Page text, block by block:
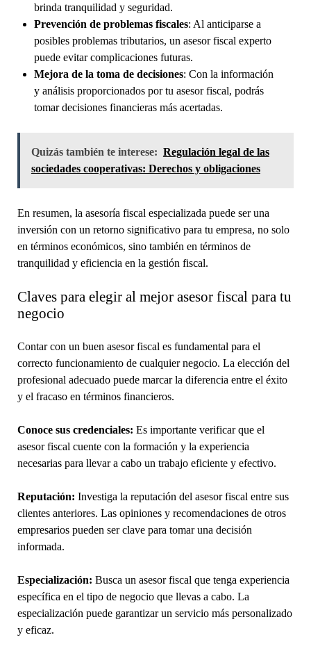
brinda tranquilidad y seguridad.
Prevención de problemas fiscales: Al anticiparse a
posibles problemas tributarios, un asesor fiscal experto
puede evitar complicaciones futuras.
Mejora de la toma de decisiones: Con la información
y análisis proporcionados por tu asesor fiscal, podrás
tomar decisiones financieras más acertadas.
Quizás también te interese: Regulación legal de las
sociedades cooperativas: Derechos y obligaciones
En resumen, la asesoría fiscal especializada puede ser una
inversión con un retorno significativo para tu empresa, no solo
en términos económicos, sino también en términos de
tranquilidad y eficiencia en la gestión fiscal.
Claves para elegir al mejor asesor fiscal para tu
negocio
Contar con un buen asesor fiscal es fundamental para el
correcto funcionamiento de cualquier negocio. La elección del
profesional adecuado puede marcar la diferencia entre el éxito
y el fracaso en términos financieros.
Conoce sus credenciales: Es importante verificar que el
asesor fiscal cuente con la formación y la experiencia
necesarias para llevar a cabo un trabajo eficiente y efectivo.
Reputación: Investiga la reputación del asesor fiscal entre sus
clientes anteriores. Las opiniones y recomendaciones de otros
empresarios pueden ser clave para tomar una decisión
informada.
Especialización: Busca un asesor fiscal que tenga experiencia
específica en el tipo de negocio que llevas a cabo. La
especialización puede garantizar un servicio más personalizado
y eficaz.